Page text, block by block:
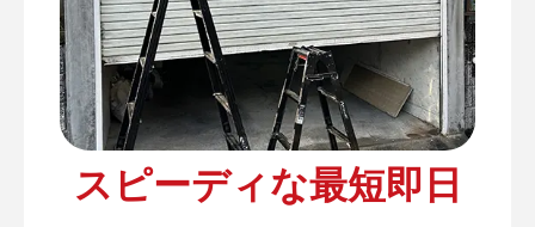
スピーディな最短即日